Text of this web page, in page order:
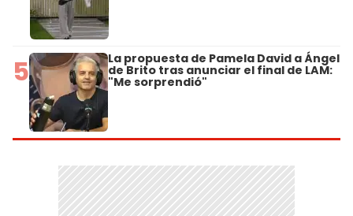
5 La propuesta de Pamela David a Ángel
de Brito tras anunciar el final de LAM:
"Me sorprendió"